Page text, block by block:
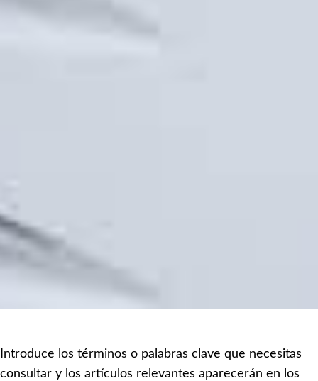
Introduce los términos o palabras clave que necesitas
consultar y los artículos relevantes aparecerán en los